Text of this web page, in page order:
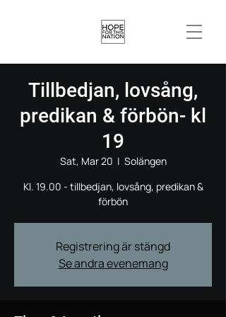
Tillbedjan, lovsång,
predikan & förbön- kl
19
Sat, Mar 20
  |
Solängen
Kl. 19.00 - tillbedjan, lovsång, predikan &
förbön
Registrering är stängd
Se andra evenemang